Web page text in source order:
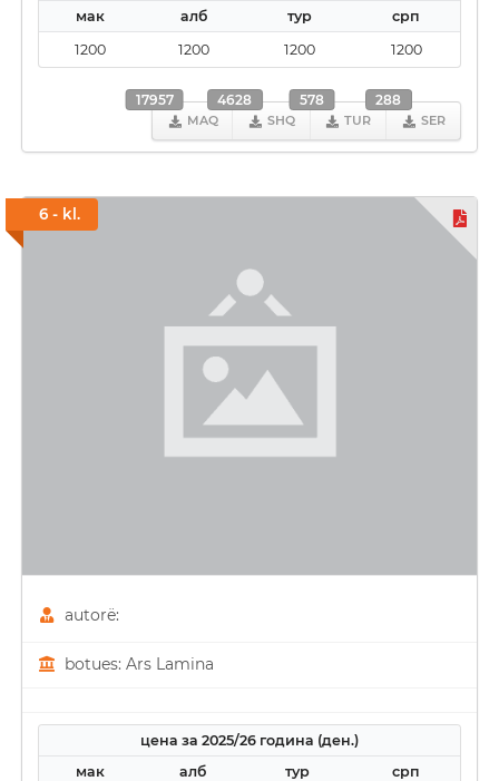
мак
алб тур
срп
1200
1200 1200 1200
MAQ
17957
SHQ
4628
TUR
578
SER
288
6 - kl.
autorë:
botues: Ars Lamina
цена за 2025/26 година (ден.)
мак
алб тур
срп